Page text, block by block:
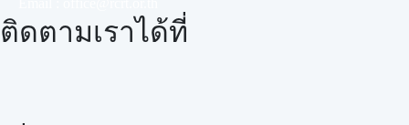
ติดตามเราได้ที่